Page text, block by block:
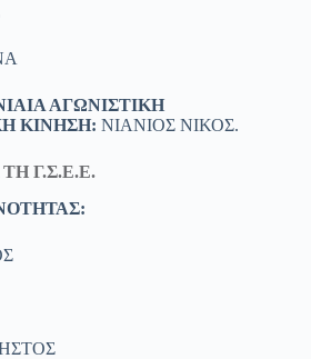
ΑΓΩΝΙΣΤΙΚΗ
ΚΙΝΗΣΗ: ΝΙΑΝΙΟΣ ΝΙΚΟΣ.
ΤΗ Γ.Σ.Ε.Ε.